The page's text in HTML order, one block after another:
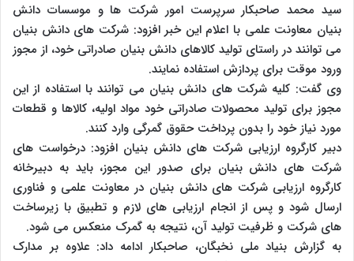
سید محمد صاحبکار سرپرست امور شرکت ها و موسسات دانش
بنیان معاونت علمی با اعلام این خبر افزود: شرکت های دانش بنیان
می توانند در راستای تولید کالاهای دانش بنیان صادراتی خود، از مجوز
ورود موقت برای پردازش استفاده نمایند.
وی گفت: کلیه شرکت های دانش بنیان می توانند با استفاده از این
مجوز برای تولید محصولات صادراتی خود مواد اولیه، کالاها و قطعات
مورد نیاز خود را بدون پرداخت حقوق گمرگی وارد کنند.
دبیر کارگروه ارزیابی شرکت های دانش بنیان افزود: درخواست های
شرکت های دانش بنیان برای صدور این مجوز، باید به دبیرخانه
کارگروه ارزیابی شرکت های دانش بنیان در معاونت علمی و فناوری
ارسال شود و پس از انجام ارزیابی های لازم و تطبیق با زیرساخت
های شرکت و ظرفیت تولید آن، نتیجه به گمرک منعکس می شود.
به گزارش بنیاد ملی نخبگان، صاحبکار ادامه داد: علاوه بر مدارک